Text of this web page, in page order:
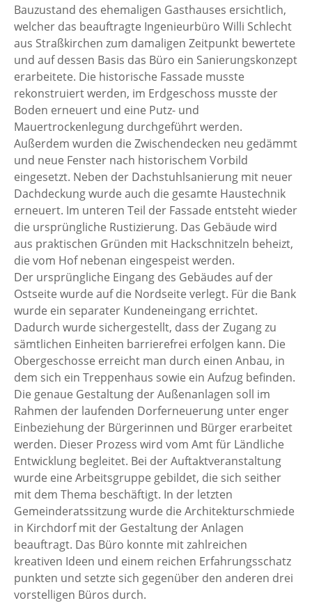
Bauzustand des ehemaligen Gasthauses ersichtlich,
welcher das beauftragte Ingenieurbüro Willi Schlecht
aus Straßkirchen zum damaligen Zeitpunkt bewertete
und auf dessen Basis das Büro ein Sanierungskonzept
erarbeitete. Die historische Fassade musste
rekonstruiert werden, im Erdgeschoss musste der
Boden erneuert und eine Putz- und
Mauertrockenlegung durchgeführt werden.
Außerdem wurden die Zwischendecken neu gedämmt
und neue Fenster nach historischem Vorbild
eingesetzt. Neben der Dachstuhlsanierung mit neuer
Dachdeckung wurde auch die gesamte Haustechnik
erneuert. Im unteren Teil der Fassade entsteht wieder
die ursprüngliche Rustizierung. Das Gebäude wird
aus praktischen Gründen mit Hackschnitzeln beheizt,
die vom Hof nebenan eingespeist werden.
Der ursprüngliche Eingang des Gebäudes auf der
Ostseite wurde auf die Nordseite verlegt. Für die Bank
wurde ein separater Kundeneingang errichtet.
Dadurch wurde sichergestellt, dass der Zugang zu
sämtlichen Einheiten barrierefrei erfolgen kann. Die
Obergeschosse erreicht man durch einen Anbau, in
dem sich ein Treppenhaus sowie ein Aufzug befinden.
Die genaue Gestaltung der Außenanlagen soll im
Rahmen der laufenden Dorferneuerung unter enger
Einbeziehung der Bürgerinnen und Bürger erarbeitet
werden. Dieser Prozess wird vom Amt für Ländliche
Entwicklung begleitet. Bei der Auftaktveranstaltung
wurde eine Arbeitsgruppe gebildet, die sich seither
mit dem Thema beschäftigt. In der letzten
Gemeinderatssitzung wurde die Architekturschmiede
in Kirchdorf mit der Gestaltung der Anlagen
beauftragt. Das Büro konnte mit zahlreichen
kreativen Ideen und einem reichen Erfahrungsschatz
punkten und setzte sich gegenüber den anderen drei
vorstelligen Büros durch.